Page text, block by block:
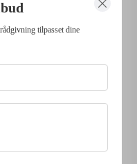
og kemisk
afgør egnetheden
til specifikke
giver
til de fleste
nedsænkning, som
tilpasset dine